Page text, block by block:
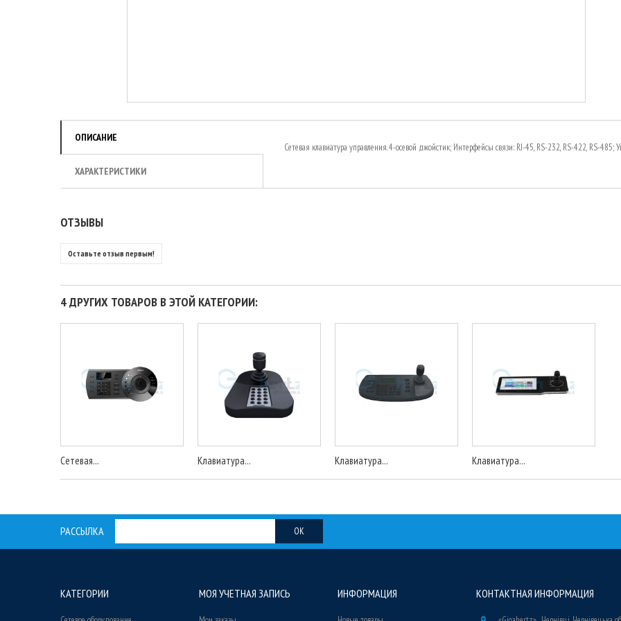
ОПИСАНИЕ
ХАРАКТЕРИСТИКИ
Сетевая клавиатура управления. 4-осевой джойстик; Интерфейсы связи: RJ-45, RS-232, RS-422, RS-
ОТЗЫВЫ
Оставьте отзыв первым!
4 ДРУГИХ ТОВАРОВ В ЭТОЙ КАТЕГОРИИ:
Сетевая... Клавиатура... Клавиатура... Клавиатура...
РАССЫЛКА OK
КАТЕГОРИИ МОЯ УЧЕТНАЯ ЗАПИСЬ ИНФОРМАЦИЯ КОНТАКТНАЯ ИНФОРМАЦИЯ